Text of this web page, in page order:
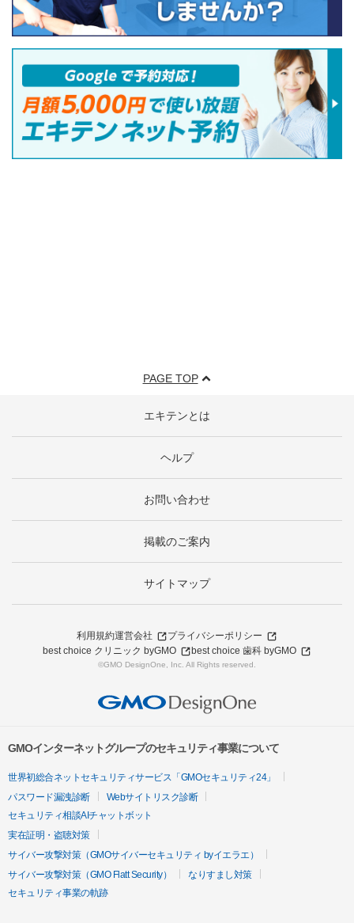
PAGE TOP
エキテンとは
ヘルプ
お問い合わせ
掲載のご案内
サイトマップ
利用規約運営会社
プライバシーポリシー
best choice クリニック byGMO
best choice 歯科 byGMO
©GMO DesignOne, Inc. All Rights reserved.
GMOインターネットグループのセキュリティ事業について
世界初総合ネットセキュリティサービス「GMOセキュリティ24」
パスワード漏洩診断
Webサイトリスク診断
セキュリティ相談AIチャットボット
実在証明・盗聴対策
サイバー攻撃対策（GMOサイバーセキュリティ byイエラエ）
サイバー攻撃対策（GMO Flatt Security）
なりすまし対策
セキュリティ事業の軌跡